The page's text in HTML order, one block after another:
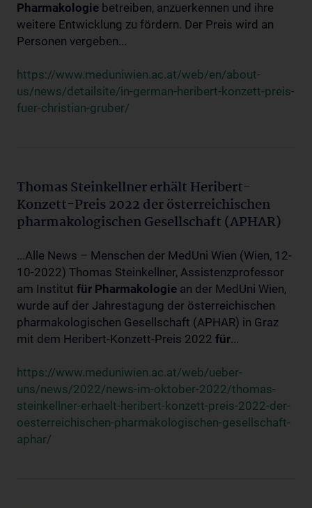
Pharmakologie betreiben, anzuerkennen und ihre
weitere Entwicklung zu fördern. Der Preis wird an
Personen vergeben...
https://www.meduniwien.ac.at/web/en/about-
us/news/detailsite/in-german-heribert-konzett-preis-
fuer-christian-gruber/
Thomas Steinkellner erhält Heribert-
Konzett-Preis 2022 der österreichischen
pharmakologischen Gesellschaft (APHAR)
...Alle News – Menschen der MedUni Wien (Wien, 12-
10-2022) Thomas Steinkellner, Assistenzprofessor
am Institut für Pharmakologie an der MedUni Wien,
wurde auf der Jahrestagung der österreichischen
pharmakologischen Gesellschaft (APHAR) in Graz
mit dem Heribert-Konzett-Preis 2022 für...
https://www.meduniwien.ac.at/web/ueber-
uns/news/2022/news-im-oktober-2022/thomas-
steinkellner-erhaelt-heribert-konzett-preis-2022-der-
oesterreichischen-pharmakologischen-gesellschaft-
aphar/